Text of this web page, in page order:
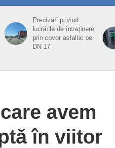
Precizări privind
lucrările de întreținere
prin covor asfaltic pe
DN 17
avem
în viitor